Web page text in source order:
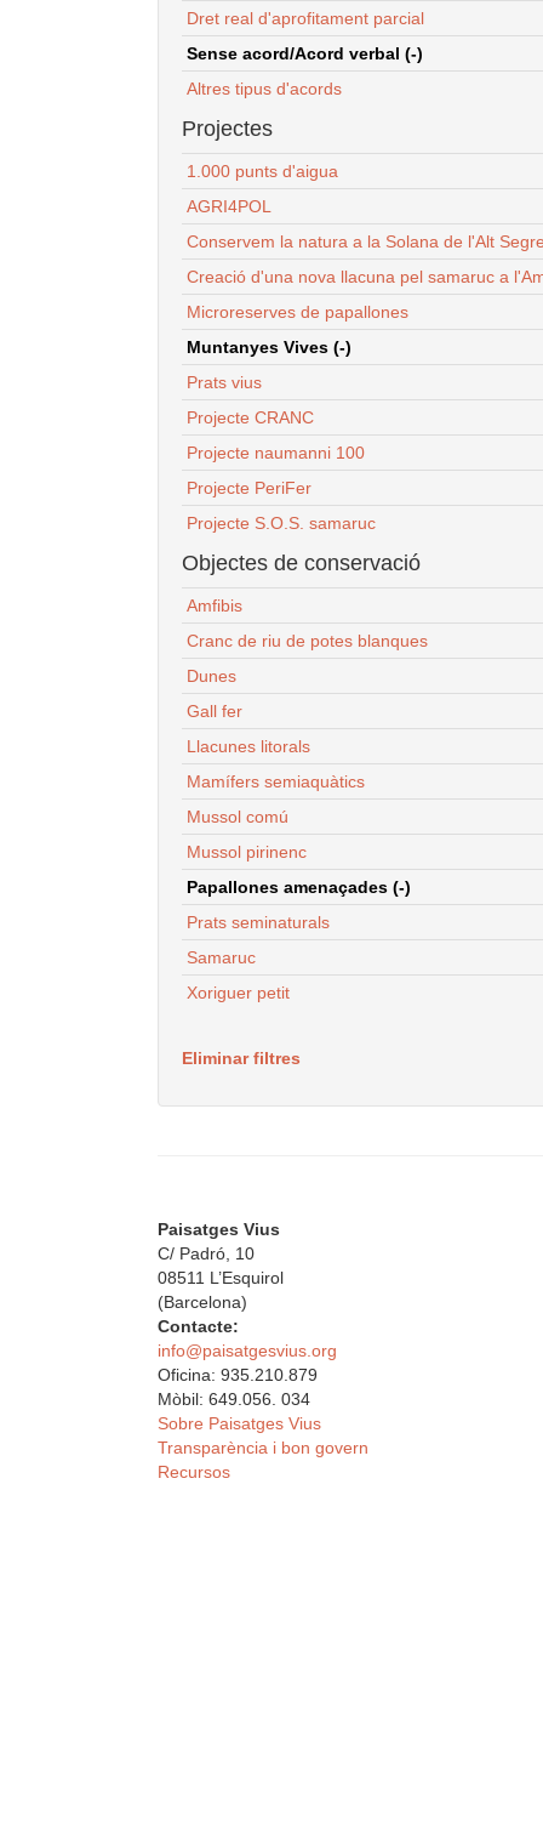
Dret real d'aprofitament parcial
Sense acord/Acord verbal (-)
Altres tipus d'acords
Projectes
1.000 punts d'aigua
AGRI4POL
Conservem la natura a la Solana de l'Alt
Creació d'una nova llacuna pel samaruc a
Microreserves de papallones
Muntanyes Vives (-)
Prats vius
Projecte CRANC
Projecte naumanni 100
Projecte PeriFer
Projecte S.O.S. samaruc
Objectes de conservació
Amfibis
Cranc de riu de potes blanques
Dunes
Gall fer
Llacunes litorals
Mamífers semiaquàtics
Mussol comú
Mussol pirinenc
Papallones amenaçades (-)
Prats seminaturals
Samaruc
Xoriguer petit
Eliminar filtres
Paisatges Vius
C/ Padró, 10
08511 L’Esquirol
(Barcelona)
Contacte:
info@paisatgesvius.org
Oficina: 935.210.879
Mòbil: 649.056. 034
Sobre Paisatges Vius
Transparència i bon govern
Recursos